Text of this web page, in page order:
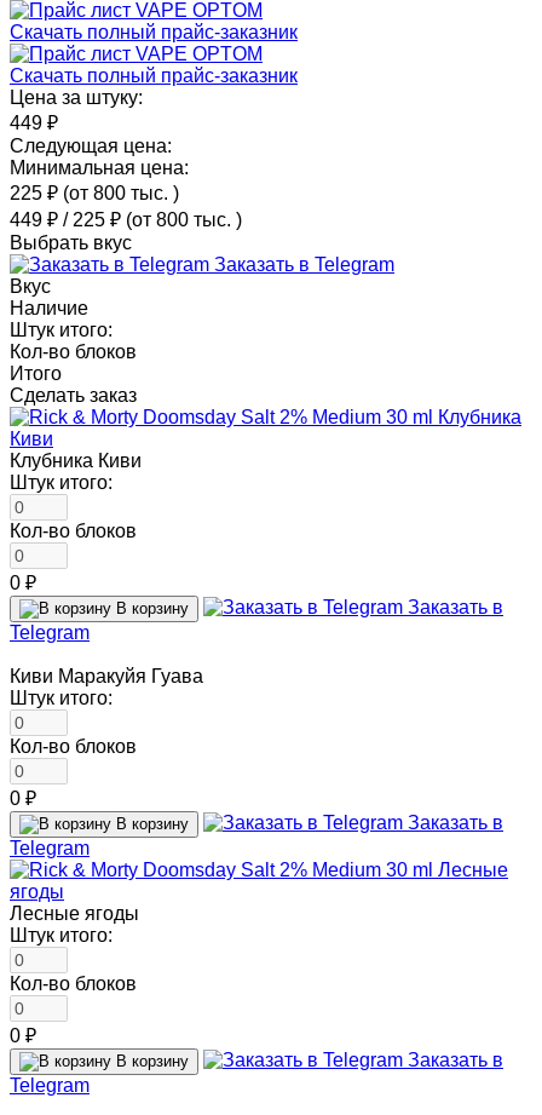
Скачать полный прайс-заказник
Скачать полный прайс-заказник
Цена за штуку:
449 ₽
Следующая цена:
Минимальная цена:
225 ₽ (от 800 тыс. )
449 ₽ / 225 ₽ (от 800 тыс. )
Выбрать вкус
Заказать в Telegram
Вкус
Наличие
Штук итого:
Кол-во блоков
Итого
Сделать заказ
Клубника Киви
Штук итого:
Кол-во блоков
0 ₽
В корзину
Заказать в
Telegram
Киви Маракуйя Гуава
Штук итого:
Кол-во блоков
0 ₽
В корзину
Заказать в
Telegram
Лесные ягоды
Штук итого:
Кол-во блоков
0 ₽
В корзину
Заказать в
Telegram